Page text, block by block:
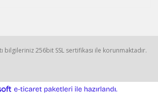
bilgileriniz 256bit SSL sertifikası ile korunmaktadır.
ideasoft
e-